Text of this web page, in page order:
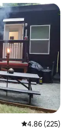
평점 4.86점(5
4.86 (225)